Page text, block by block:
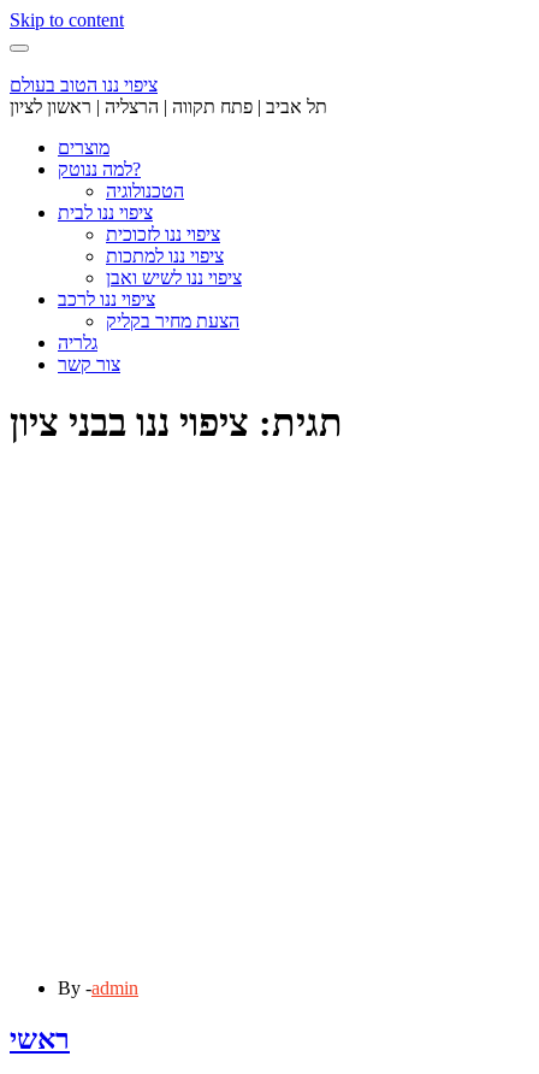
Skip to content
ציפוי ננו הטוב בעולם
תל אביב | פתח תקווה | הרצליה | ראשון לציון
מוצרים
למה ננוטק?
הטכנולוגיה
ציפוי ננו לבית
ציפוי ננו לזכוכית
ציפוי ננו למתכות
ציפוי ננו לשיש ואבן
ציפוי ננו לרכב
הצעת מחיר בקליק
גלריה
צור קשר
תגית: ציפוי ננו בבני ציון
By -admin
ראשי